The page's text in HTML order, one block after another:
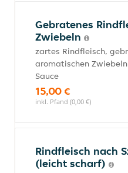
Gebratenes
Zwiebeln
zartes Rindfleisch,
aromatischen
Sauce
15,00 €
inkl. Pfand (0,00 €)
Rindfleisch nach
(leicht scharf)